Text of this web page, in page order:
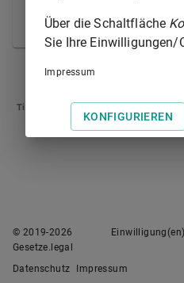
oder nicht mit Sicherheit
§ 371
Tipp
: Swipen Sie auf dem Bildschirm
© 2019-2026
Gesetze.legal
Datenschutz Impressum
Über die Schaltfläche
Sie Ihre Einwilligungen/
Impressum
KONFIGURIEREN